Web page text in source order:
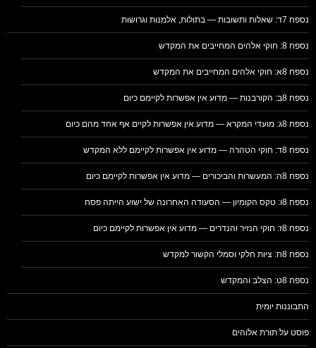
נספח 7ד: שאלות ותשובות — בתולות, אלמנות וגרושות
נספח 8: חוקי אלהים המחייבים את המקדש
נספח 8א: חוקי אלהים המחייבים את המקדש
נספח 8ב: הקורבנות — מדוע אין אפשרות לקיימם כיום
נספח 8ג: מועדי המקרא — מדוע אין אפשרות לקיים אף אחד מהם כיום
נספח 8ד: חוקי הטהרה — מדוע אין אפשרות לקיימם ללא המקדש
נספח 8ה: המעשרות והביכורים — מדוע אין אפשרות לקיימם כיום
נספח 8ו: טקס הקומיון — הסעודה האחרונה של ישוע הייתה פסח
נספח 8ז: חוקי הנזיר והנדרים — מדוע אין אפשרות לקיימם כיום
נספח 8ח: ציות חלקי וסמלי הקשור למקדש
נספח 8ט: הצלב והמקדש
התבוננות יומית
פוסט על תורת אלוהים